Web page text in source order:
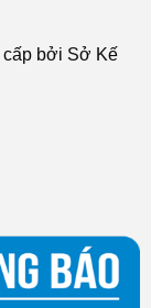
cấp bởi Sở Kế